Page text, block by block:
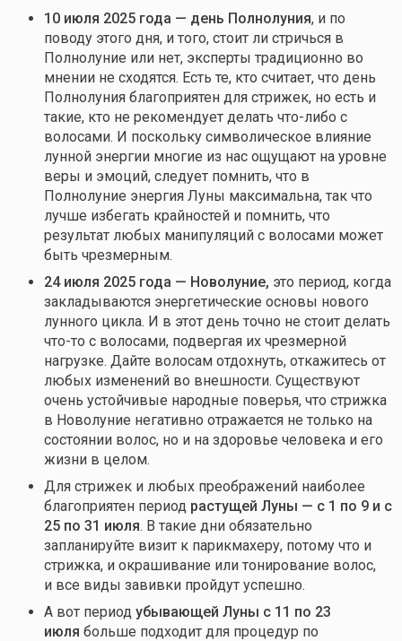
10 июля 2025 года — день Полнолуния, и по
поводу этого дня, и того, стоит ли стричься в
Полнолуние или нет, эксперты традиционно во
мнении не сходятся. Есть те, кто считает, что день
Полнолуния благоприятен для стрижек, но есть и
такие, кто не рекомендует делать что-либо с
волосами. И поскольку символическое влияние
лунной энергии многие из нас ощущают на уровне
веры и эмоций, следует помнить, что в
Полнолуние энергия Луны максимальна, так что
лучше избегать крайностей и помнить, что
результат любых манипуляций с волосами может
быть чрезмерным.
24 июля 2025 года — Новолуние, это период, когда
закладываются энергетические основы нового
лунного цикла. И в этот день точно не стоит делать
что-то с волосами, подвергая их чрезмерной
нагрузке. Дайте волосам отдохнуть, откажитесь от
любых изменений во внешности. Существуют
очень устойчивые народные поверья, что стрижка
в Новолуние негативно отражается не только на
состоянии волос, но и на здоровье человека и его
жизни в целом.
Для стрижек и любых преображений наиболее
благоприятен период растущей Луны — с 1 по 9 и с
25 по 31 июля. В такие дни обязательно
запланируйте визит к парикмахеру, потому что и
стрижка, и окрашивание или тонирование волос,
и все виды завивки пройдут успешно.
А вот период убывающей Луны с 11 по 23
июля больше подходит для процедур по